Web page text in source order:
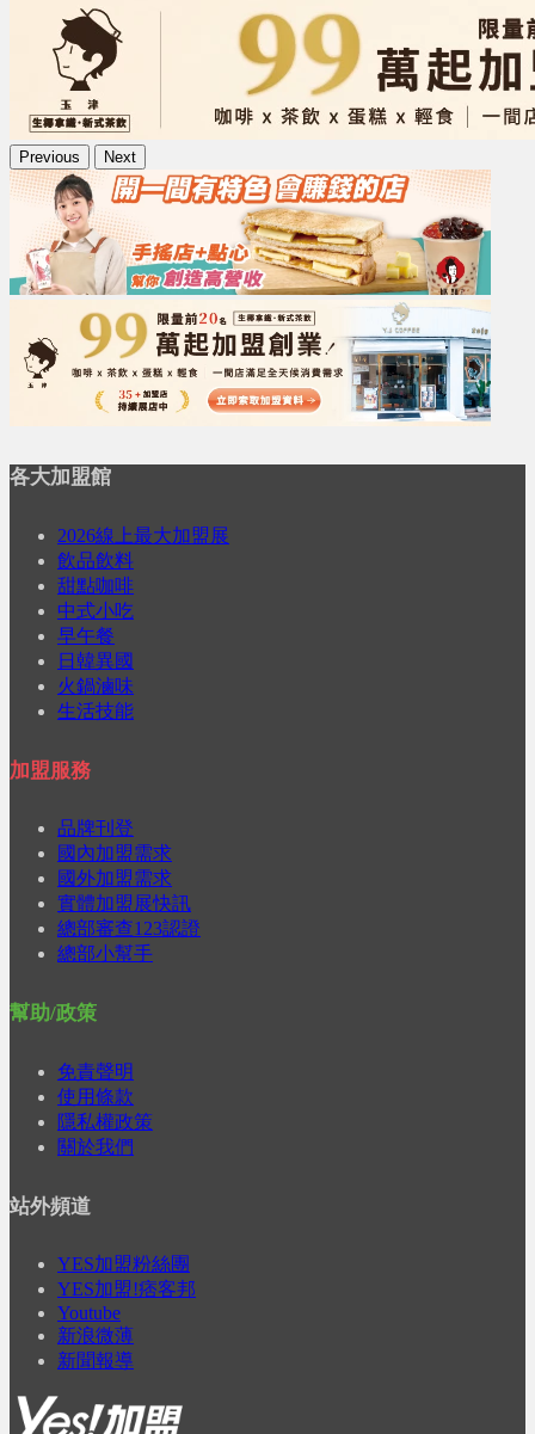
Previous Next
各大加盟館
2026線上最大加盟展
飲品飲料
甜點咖啡
中式小吃
早午餐
日韓異國
火鍋滷味
生活技能
加盟服務
品牌刊登
國內加盟需求
國外加盟需求
實體加盟展快訊
總部審查123認證
總部小幫手
幫助/政策
免責聲明
使用條款
隱私權政策
關於我們
站外頻道
YES加盟粉絲團
YES加盟!痞客邦
Youtube
新浪微薄
新聞報導